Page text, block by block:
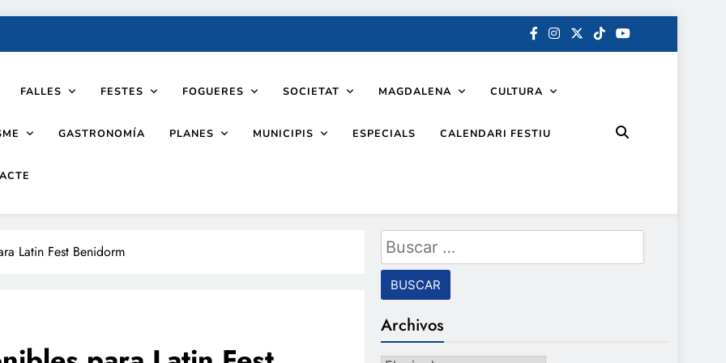
FALLES FESTES FOGUERES SOCIETAT MAGDALENA CULTURA
GASTRONOMÍA PLANES MUNICIPIS ESPECIALS CALENDARI FESTIU
Latin Fest Benidorm
Buscar:
Archivos